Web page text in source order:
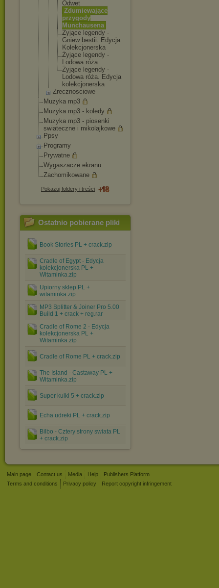
Odwet
Zdumiewające
przygody
Munchausena
Żyjące legendy -
Gniew bestii. Edycja
Kolekcjonerska
Żyjące legendy -
Lodowa róża
Żyjące legendy -
Lodowa róża. Edycja
kolekcjonerska
Zrecznosciowe
Muzyka mp3
Muzyka mp3 - koledy
Muzyka mp3 - piosenki
swiateczne i mikolajkowe
Ppsy
Programy
Prywatne
Wygaszacze ekranu
Zachomikowane
Pokazuj foldery i treści
Ostatnio pobierane pliki
Book Stories PL + crack.zip
Cradle of Egypt - Edycja
kolekcjonerska PL +
Witaminka.zip
Upiorny sklep PL +
witaminka.zip
MP3 Splitter & Joiner Pro 5.00
Build 1 + crack + reg.rar
Cradle of Rome 2 - Edycja
kolekcjonerska PL +
Witaminka.zip
Cradle of Rome PL + crack.zip
The Island - Castaway PL +
Witaminka.zip
Super kulki 5 + crack.zip
Echa udreki PL + crack.zip
Bilbo - Cztery strony swiata PL
+ crack.zip
Main page Contact us Media Help
Publishers Platform
Terms and conditions
Privacy policy Report copyright infringement